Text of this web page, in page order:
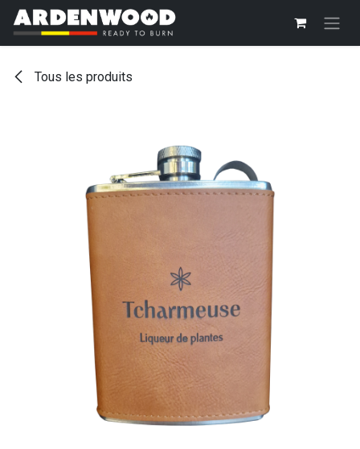
Se rendre au contenu
Tous les produits